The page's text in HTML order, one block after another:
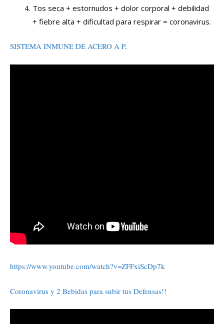
Tos seca + estornudos + dolor corporal + debilidad
+ fiebre alta + dificultad para respirar = coronavirus.
SISTEMA INMUNE DE ACERO A P.
https://www.youtube.com/watch?v=ZFFxiScDp7k
Coronavirus y 2 Bebidas para subir tus Defensas!!